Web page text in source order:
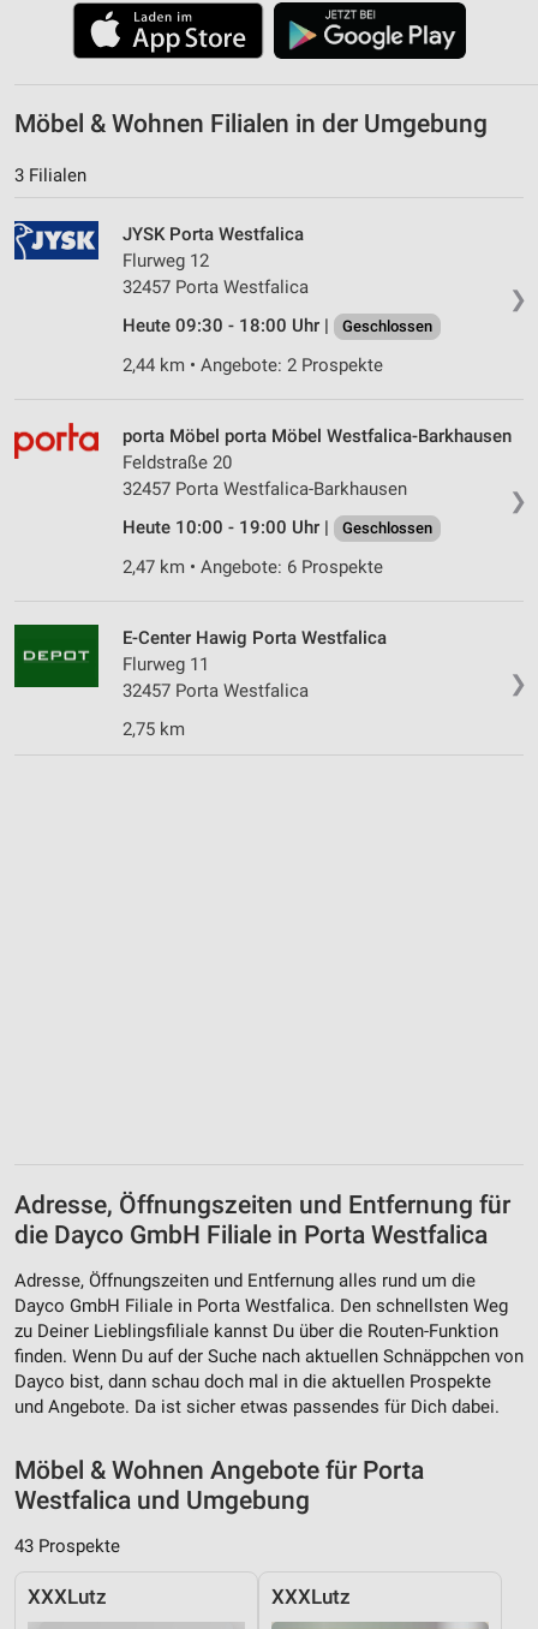
Möbel & Wohnen Filialen in der Umgebung
3 Filialen
❯
JYSK Porta Westfalica
Flurweg 12
32457 Porta Westfalica
Heute 09:30 - 18:00 Uhr |
Geschlossen
2,44 km • Angebote: 2 Prospekte
❯
porta Möbel porta Möbel Westfalica-Barkhausen
Feldstraße 20
32457 Porta Westfalica-Barkhausen
Heute 10:00 - 19:00 Uhr |
Geschlossen
2,47 km • Angebote: 6 Prospekte
❯
E-Center Hawig Porta Westfalica
Flurweg 11
32457 Porta Westfalica
2,75 km
Adresse, Öffnungszeiten und Entfernung für
die Dayco GmbH Filiale in Porta Westfalica
Adresse, Öffnungszeiten und Entfernung alles rund um die
Dayco GmbH Filiale in Porta Westfalica. Den schnellsten Weg
zu Deiner Lieblingsfiliale kannst Du über die Routen-Funktion
finden. Wenn Du auf der Suche nach aktuellen Schnäppchen von
Dayco bist, dann schau doch mal in die aktuellen Prospekte
und Angebote. Da ist sicher etwas passendes für Dich dabei.
Möbel & Wohnen Angebote für Porta
Westfalica und Umgebung
43 Prospekte
XXXLutz XXXLutz